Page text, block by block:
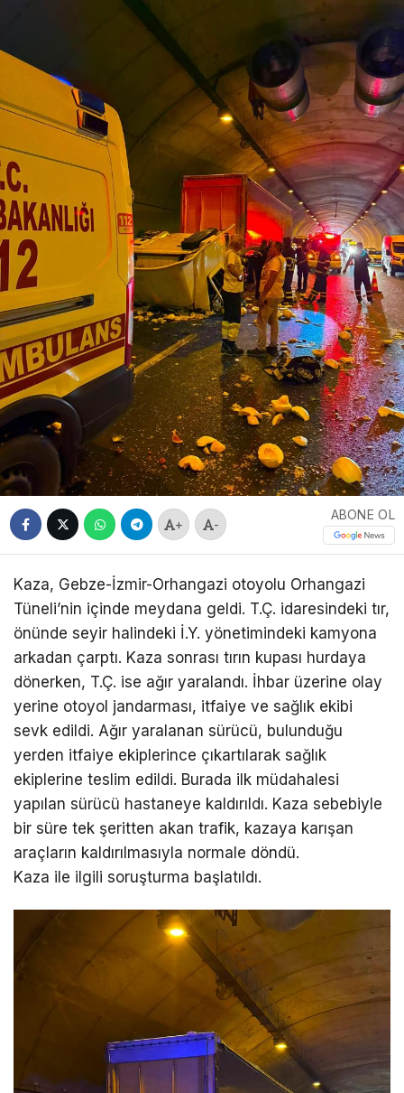
+ -
ABONE OL
Kaza, Gebze-İzmir-Orhangazi otoyolu Orhangazi
Tüneli’nin içinde meydana geldi. T.Ç. idaresindeki tır,
önünde seyir halindeki İ.Y. yönetimindeki kamyona
arkadan çarptı. Kaza sonrası tırın kupası hurdaya
dönerken, T.Ç. ise ağır yaralandı. İhbar üzerine olay
yerine otoyol jandarması, itfaiye ve sağlık ekibi
sevk edildi. Ağır yaralanan sürücü, bulunduğu
yerden itfaiye ekiplerince çıkartılarak sağlık
ekiplerine teslim edildi. Burada ilk müdahalesi
yapılan sürücü hastaneye kaldırıldı. Kaza sebebiyle
bir süre tek şeritten akan trafik, kazaya karışan
araçların kaldırılmasıyla normale döndü.
Kaza ile ilgili soruşturma başlatıldı.